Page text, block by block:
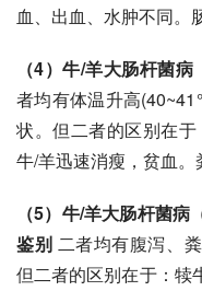
血、出血、水肿不同。
（4）牛/羊大肠杆菌
者均有体温升高
状。但二者的区别在
牛/羊迅速消瘦，贫血。
（5）牛/羊大肠杆菌
鉴别 二者均有腹泻、
但二者的区别在于：犊